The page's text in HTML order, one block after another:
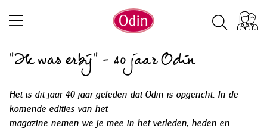
"Ik was erbij" - 40 jaar Odin
Het is dit jaar 40 jaar geleden dat Odin is opgericht. In de
komende edities van het
magazine nemen we je mee in het verleden, heden en